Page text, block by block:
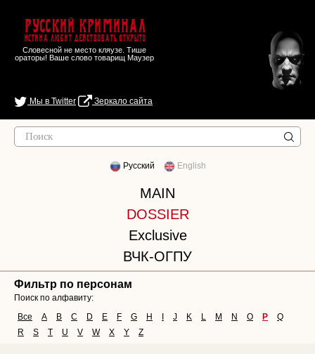
Русский Криминал
Истина любит действовать открыто
Словесной не место кляузе. Тише
ораторы! Ваше слово товарищ Маузер
Мы в Twitter Зеркало сайта
Русский English
MAIN
DOSSIER
Exclusive
ВЧК-ОГПУ
Фильтр по персонам
Поиск по алфавиту:
Все
A B C D E F G H J K L M N O P
Q
R
S T U V W X Y Z